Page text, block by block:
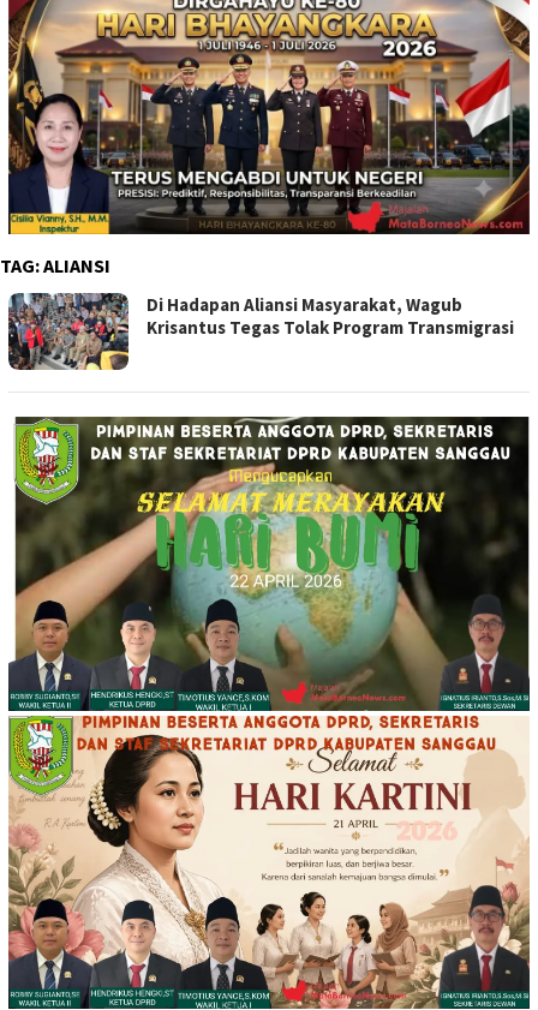
TAG:ALIANSI
Di Hadapan Aliansi Masyarakat, Wagub
Krisantus Tegas Tolak Program Transmigrasi